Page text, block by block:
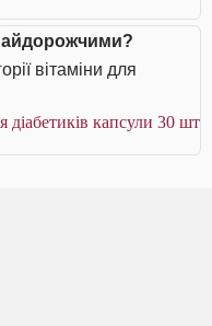
вітаміни для
діабетиків капсули 30 шт